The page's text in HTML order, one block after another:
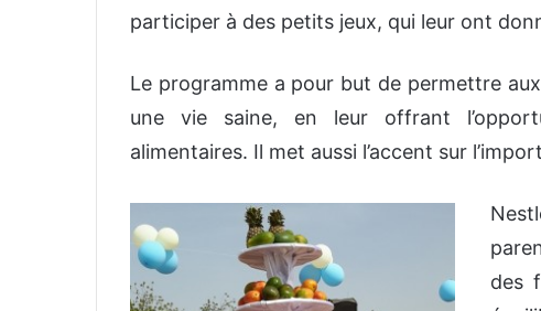
participer à des petits jeux, qui leur ont
Le programme a pour but de permettre
une vie saine, en leur offrant
alimentaires. Il met aussi l’accent sur
des